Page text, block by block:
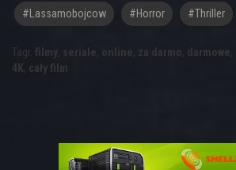
#Lassamobojcow #horror #thriller
Tagi: filmy, seriale, online, za darmo, darmowe,
4K, cały film